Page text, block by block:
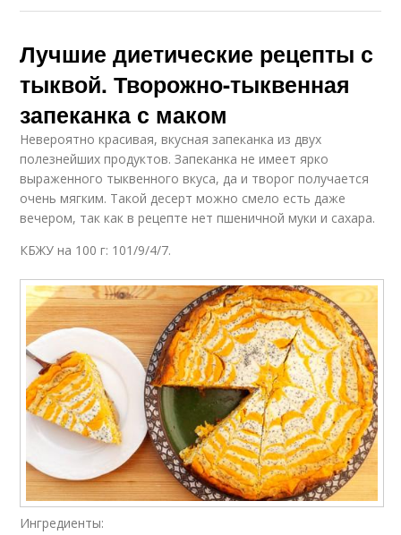
Лучшие диетические рецепты с
тыквой. Творожно-тыквенная
запеканка с маком
Невероятно красивая, вкусная запеканка из двух
полезнейших продуктов. Запеканка не имеет ярко
выраженного тыквенного вкуса, да и творог получается
очень мягким. Такой десерт можно смело есть даже
вечером, так как в рецепте нет пшеничной муки и сахара.
КБЖУ на 100 г: 101/9/4/7.
Ингредиенты: